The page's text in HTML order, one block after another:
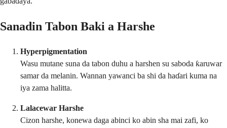
Sanadin Tabon Baki a Harshe
Hyperpigmentation
Wasu mutane suna da tabon duhu a harshen su saboda ƙaruwar
samar da melanin. Wannan yawanci ba shi da haɗari kuma na
iya zama halitta.
Lalacewar Harshe
Cizon harshe, konewa daga abinci ko abin sha mai zafi, ko